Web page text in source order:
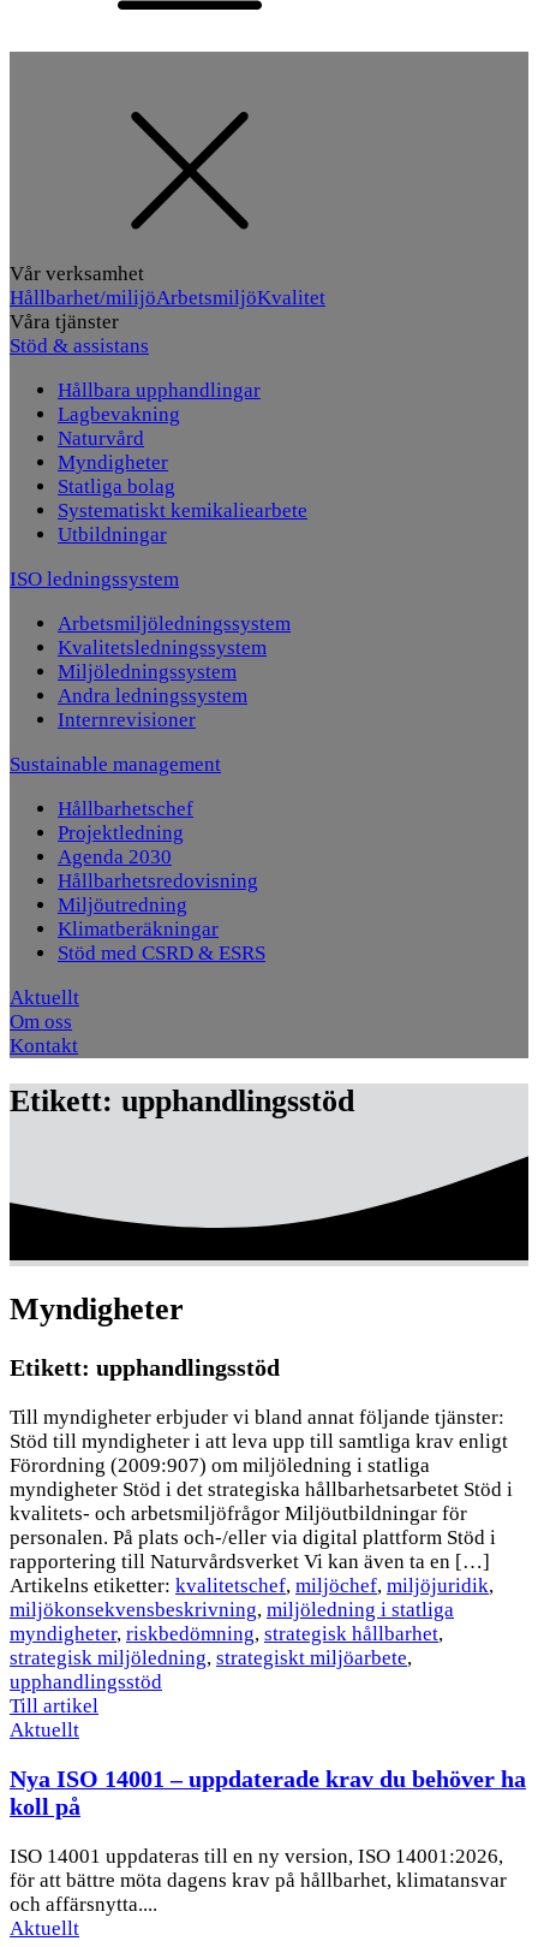
Vår verksamhet
Hållbarhet/milijöArbetsmiljöKvalitet
Våra tjänster
Stöd & assistans
Hållbara upphandlingar
Lagbevakning
Naturvård
Myndigheter
Statliga bolag
Systematiskt kemikaliearbete
Utbildningar
ISO ledningssystem
Arbetsmiljöledningssystem
Kvalitetsledningssystem
Miljöledningssystem
Andra ledningssystem
Internrevisioner
Sustainable management
Hållbarhetschef
Projektledning
Agenda 2030
Hållbarhetsredovisning
Miljöutredning
Klimatberäkningar
Stöd med CSRD & ESRS
Aktuellt
Om oss
Kontakt
Etikett: upphandlingsstöd
Myndigheter
Etikett: upphandlingsstöd
Till myndigheter erbjuder vi bland annat följande tjänster:
Stöd till myndigheter i att leva upp till samtliga krav enligt
Förordning (2009:907) om miljöledning i statliga
myndigheter Stöd i det strategiska hållbarhetsarbetet Stöd i
kvalitets- och arbetsmiljöfrågor Miljöutbildningar för
personalen. På plats och-/eller via digital plattform Stöd i
rapportering till Naturvårdsverket Vi kan även ta en […]
Artikelns etiketter: kvalitetschef, miljöchef, miljöjuridik,
miljökonsekvensbeskrivning, miljöledning i statliga
myndigheter, riskbedömning, strategisk hållbarhet,
strategisk miljöledning, strategiskt miljöarbete,
upphandlingsstöd
Till artikel
Aktuellt
Nya ISO 14001 – uppdaterade krav du behöver ha
koll på
ISO 14001 uppdateras till en ny version, ISO 14001:2026,
för att bättre möta dagens krav på hållbarhet, klimatansvar
och affärsnytta....
Aktuellt